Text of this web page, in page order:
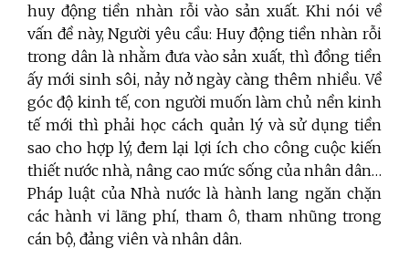
huy động tiền nhàn rỗi vào sản xuất. Khi nói về
vấn đề này, Người yêu cầu: Huy động tiền nhàn rỗi
trong dân là nhằm đưa vào sản xuất, thì đồng tiền
ấy mới sinh sôi, nảy nở ngày càng thêm nhiều. Về
góc độ kinh tế, con người muốn làm chủ nền kinh
tế mới thì phải học cách quản lý và sử dụng tiền
sao cho hợp lý, đem lại lợi ích cho công cuộc kiến
thiết nước nhà, nâng cao mức sống của nhân dân…
Pháp luật của Nhà nước là hành lang ngăn chặn
các hành vi lãng phí, tham ô, tham nhũng trong
cán bộ, đảng viên và nhân dân.